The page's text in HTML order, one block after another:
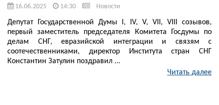
16.06.2025 14:30 Новости
Депутат Государственной Думы I, IV, V, VII, VIII созывов,
первый заместитель председателя Комитета Госдумы по
делам СНГ, евразийской интеграции и связям с
соотечественниками, директор Института стран СНГ
Константин Затулин поздравил ...
Читать далее